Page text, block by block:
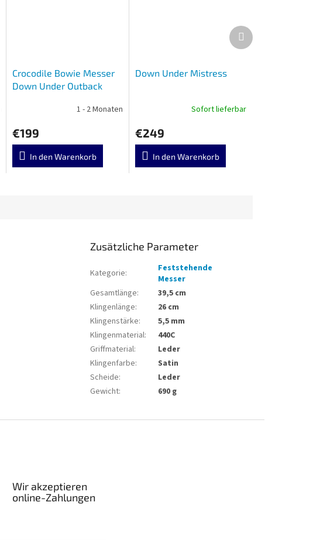
Crocodile Bowie Messer
Down Under Outback
1 - 2 Monaten
€199
In den Warenkorb
Down Under Mistress
Sofort lieferbar
€249
In den Warenkorb
Nächstes
Produkt
Zusätzliche Parameter
Kategorie:
Feststehende
Messer
Gesamtlänge:
39,5 cm
Klingenlänge:
26 cm
Klingenstärke:
5,5 mm
Klingenmaterial:
440C
Griffmaterial:
Leder
Klingenfarbe:
Satin
Scheide:
Leder
Gewicht: 690 g
Wir akzeptieren
online-Zahlungen